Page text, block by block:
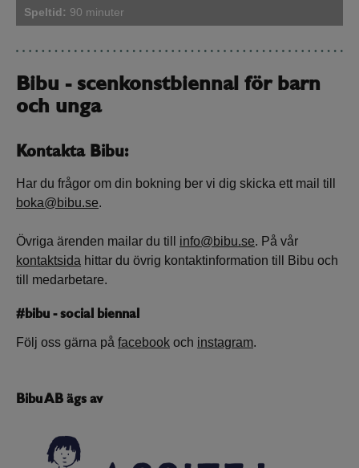
Speltid: 90 minuter
Bibu - scenkonstbiennal för barn
och unga
Kontakta Bibu:
Har du frågor om din bokning ber vi dig skicka ett mail till
boka@bibu.se.
Övriga ärenden mailar du till info@bibu.se. På vår
kontaktsida hittar du övrig kontaktinformation till Bibu och
till medarbetare.
#bibu - social biennal
Följ oss gärna på facebook och instagram.
Bibu AB ägs av